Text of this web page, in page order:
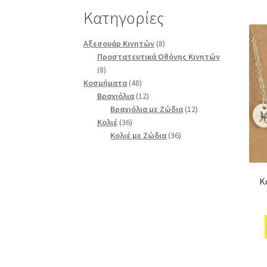
Κατηγορίες
Αξεσουάρ Κινητών 88
προϊόντα
Προστατευτικά Οθόνης Κινητών
88
προϊόντα
Κοσμήματα 4848
προϊόντα
Βραχιόλια 1212
προϊόντα
Βραχιόλια με Ζώδια 1212
Κολιέ 3636
προϊόντα
Κολιέ με Ζώδια 3636